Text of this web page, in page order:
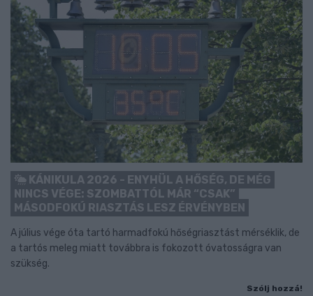
KÁNIKULA 2026 - ENYHÜL A HŐSÉG, DE MÉG
NINCS VÉGE: SZOMBATTÓL MÁR “CSAK”
MÁSODFOKÚ RIASZTÁS LESZ ÉRVÉNYBEN
A július vége óta tartó harmadfokú hőségriasztást mérséklik, de
a tartós meleg miatt továbbra is fokozott óvatosságra van
szükség.
Szólj hozzá!